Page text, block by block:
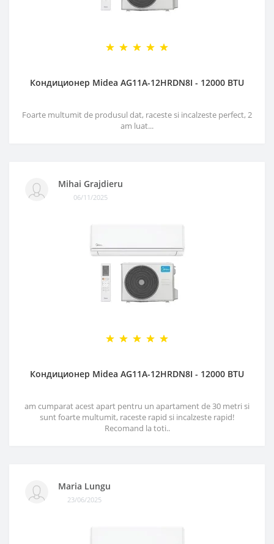
Кондиционер Midea AG11A-12HRDN8I - 12000 BTU
Foarte multumit de produsul dat, raceste si incalzeste perfect, 2
am luat...
Mihai Grajdieru
06/11/2025
Кондиционер Midea AG11A-12HRDN8I - 12000 BTU
am cumparat acest apart pentru un apartament de 30 metri si
sunt foarte multumit, raceste rapid si incalzeste rapid!
Recomand la toti..
Maria Lungu
23/06/2025